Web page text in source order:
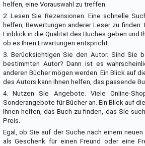
helfen, eine Vorauswahl zu treffen.
2. Lesen Sie Rezensionen. Eine schnelle
helfen, Bewertungen anderer Leser zu finden.
Einblick in die Qualität des Buches geben und
ob es Ihren Erwartungen entspricht.
3. Berücksichtigen Sie den Autor. Sind Sie
bestimmten Autor? Dann ist es
anderen Bücher mögen werden. Ein Blick auf
des Autors kann Ihnen helfen, das passende
4. Nutzen Sie Angebote. Viele Online-
Sonderangebote für Bücher an. Ein Blick auf
Ihnen helfen, das Buch zu finden, das Sie
Preis.
Egal, ob Sie auf der Suche nach einem
als Geschenk für einen Freund oder eine